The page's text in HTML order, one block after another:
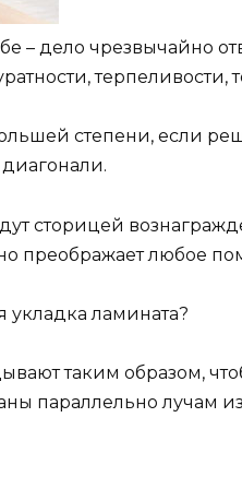
– дело чрезвычайно
терпеливости,
степени, если
сторицей
преображает любое
укладка ламината?
таким образом,
параллельно лучам